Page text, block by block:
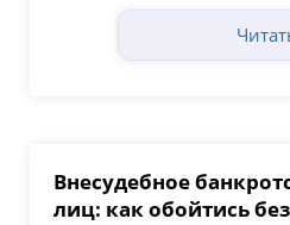
Внесудебное
лиц: как обойтись